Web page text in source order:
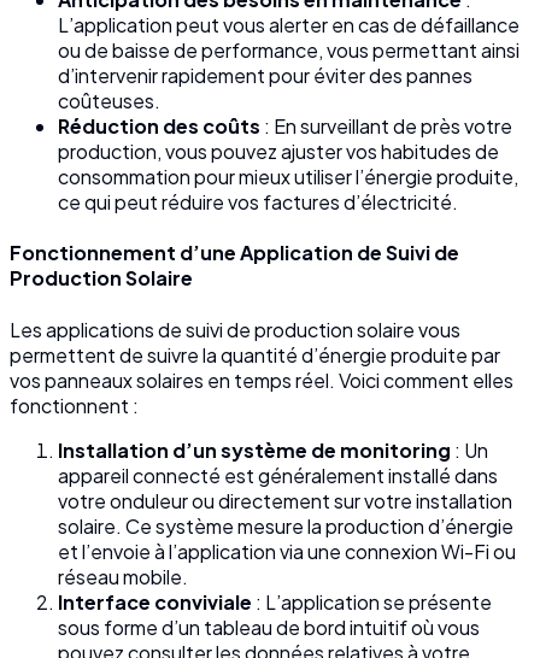
L’application peut vous alerter en cas de défaillance
ou de baisse de performance, vous permettant ainsi
d’intervenir rapidement pour éviter des pannes
coûteuses.
Réduction des coûts : En surveillant de près votre
production, vous pouvez ajuster vos habitudes de
consommation pour mieux utiliser l’énergie produite,
ce qui peut réduire vos factures d’électricité.
Fonctionnement d’une Application de Suivi de
Production Solaire
Les applications de suivi de production solaire vous
permettent de suivre la quantité d’énergie produite par
vos panneaux solaires en temps réel. Voici comment elles
fonctionnent :
Installation d’un système de monitoring : Un
appareil connecté est généralement installé dans
votre onduleur ou directement sur votre installation
solaire. Ce système mesure la production d’énergie
et l’envoie à l’application via une connexion Wi-Fi ou
réseau mobile.
Interface conviviale : L’application se présente
sous forme d’un tableau de bord intuitif où vous
pouvez consulter les données relatives à votre